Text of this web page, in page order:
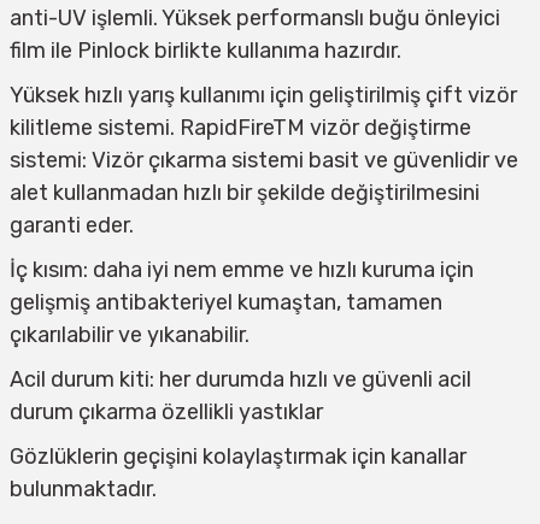
anti-UV işlemli. Yüksek performanslı buğu önleyici
film ile Pinlock birlikte kullanıma hazırdır.
Yüksek hızlı yarış kullanımı için geliştirilmiş çift vizör
kilitleme sistemi. RapidFireTM vizör değiştirme
sistemi: Vizör çıkarma sistemi basit ve güvenlidir ve
alet kullanmadan hızlı bir şekilde değiştirilmesini
garanti eder.
İç kısım: daha iyi nem emme ve hızlı kuruma için
gelişmiş antibakteriyel kumaştan, tamamen
çıkarılabilir ve yıkanabilir.
Acil durum kiti: her durumda hızlı ve güvenli acil
durum çıkarma özellikli yastıklar
Gözlüklerin geçişini kolaylaştırmak için kanallar
bulunmaktadır.